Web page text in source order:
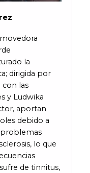
la
dirigida por
las
y Ludwika
aportan
debido a
lo que
de tinnitus,